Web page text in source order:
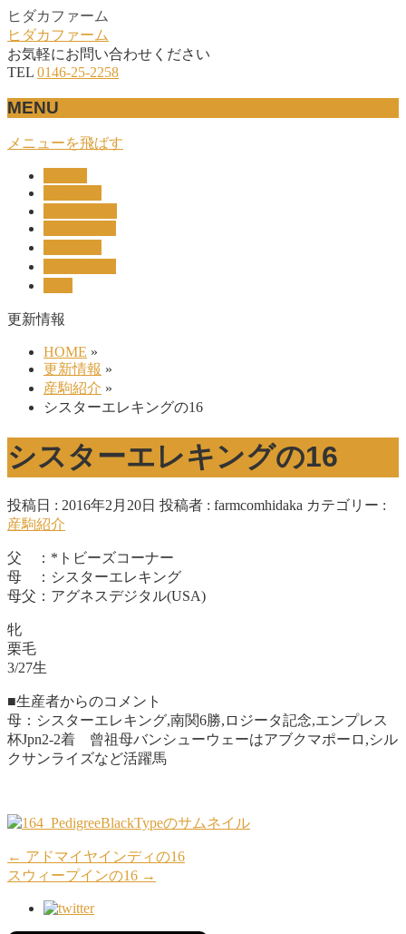
ヒダカファーム
ヒダカファーム
お気軽にお問い合わせください
TEL 0146-25-2258
MENU
メニューを飛ばす
更新情報
HOME »
更新情報 »
産駒紹介 »
シスターエレキングの16
シスターエレキングの16
投稿日 : 2016年2月20日 投稿者 : farmcomhidaka カテゴリー :
産駒紹介
父 ：*トビーズコーナー
母 ：シスターエレキング
母父：アグネスデジタル(USA)
牝
栗毛
3/27生
■生産者からのコメント
母：シスターエレキング,南関6勝,ロジータ記念,エンプレス
杯Jpn2-2着 曾祖母バンシューウェーはアブクマポーロ,シル
クサンライズなど活躍馬
← アドマイヤインディの16
スウィープインの16 →